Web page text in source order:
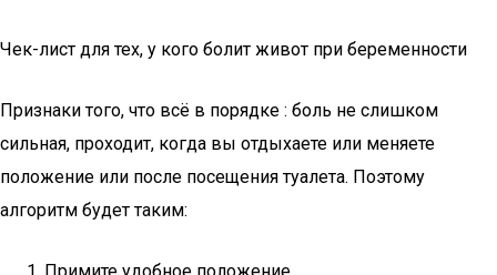
Чек-лист для тех, у кого болит живот при беременности
Признаки того, что всё в порядке : боль не слишком
сильная, проходит, когда вы отдыхаете или меняете
положение или после посещения туалета. Поэтому
алгоритм будет таким: